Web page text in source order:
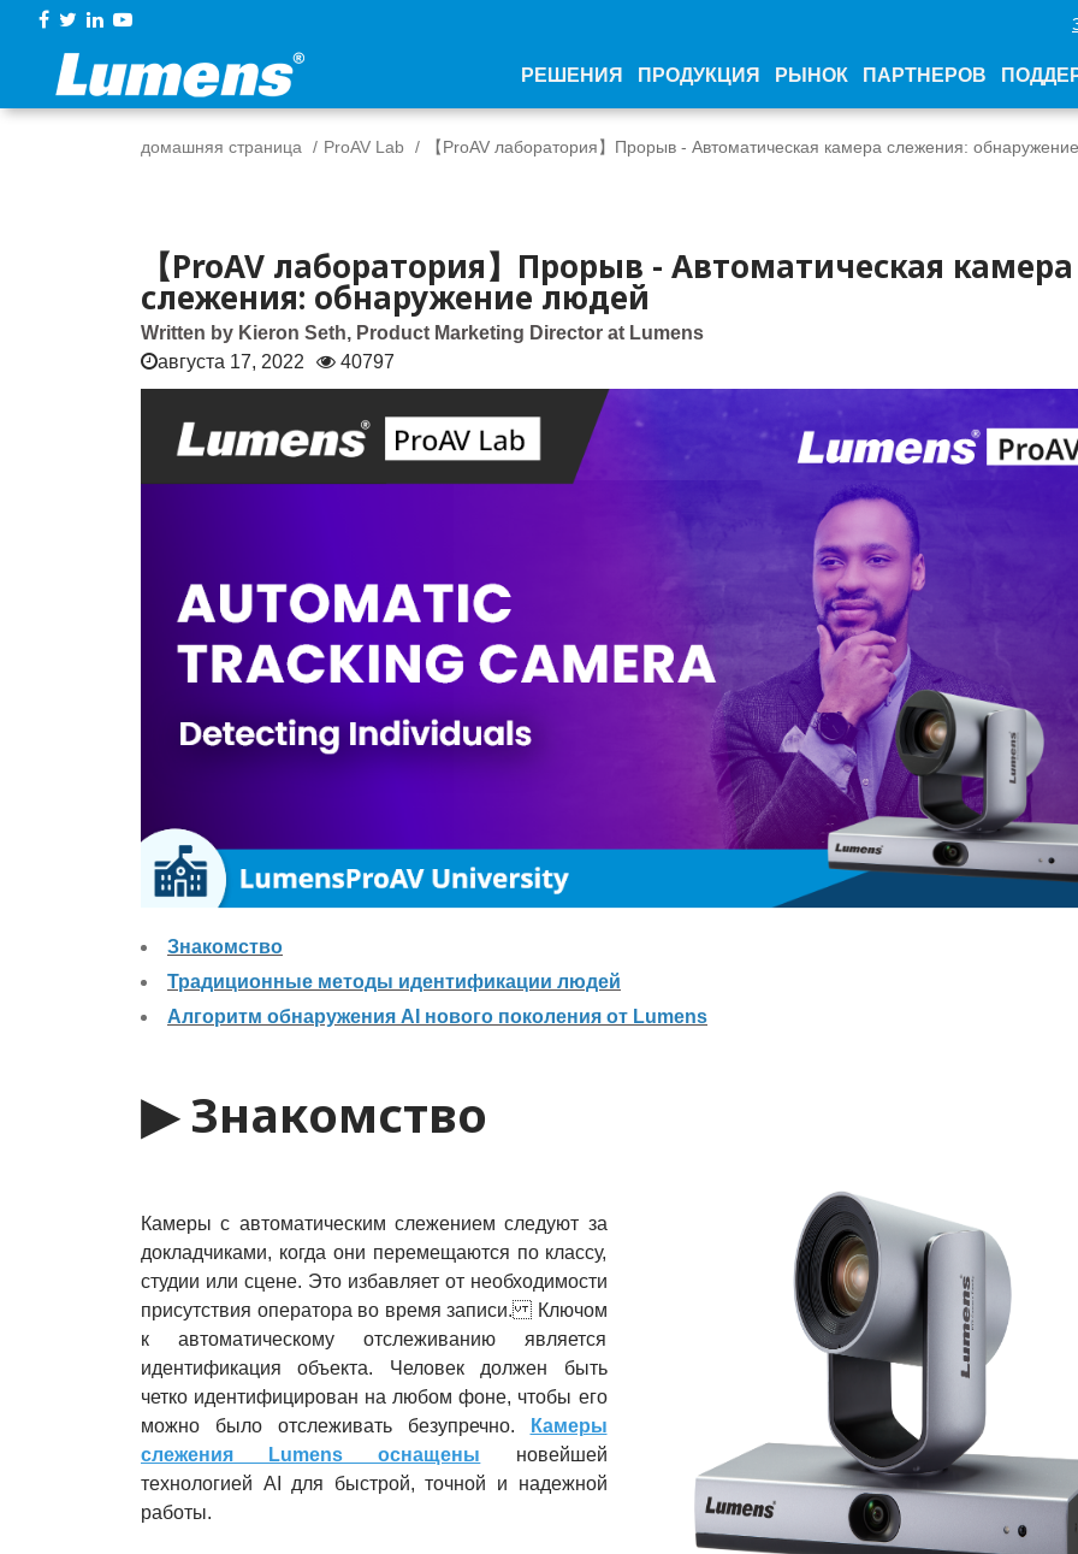
РЕШЕНИЯ ПРОДУКЦИЯ РЫНОК ПАРТНЕРОВ
домашняя страница ProAV Lab 【ProAV лаборатория】Прорыв - Автоматическая камера слежения:
【ProAV лаборатория】Прорыв - Автоматическая камера
слежения: обнаружение людей
Written by Kieron Seth, Product Marketing Director at Lumens
августа 17, 2022
40797
Знакомство
Традиционные методы идентификации людей
Алгоритм обнаружения AI нового поколения от Lumens
▶ Знакомство
Камеры с автоматическим слежением следуют за
докладчиками, когда они перемещаются по классу,
студии или сцене. Это избавляет от необходимости
присутствия оператора во время записи. Ключом
к автоматическому отслеживанию является
идентификация объекта. Человек должен быть
четко идентифицирован на любом фоне, чтобы его
можно было отслеживать безупречно.
Камеры
слежения Lumens оснащены новейшей
технологией AI для быстрой, точной и надежной
работы.